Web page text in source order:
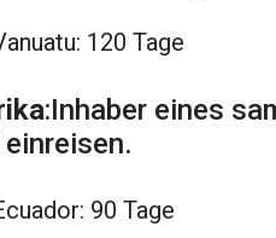
120 Tage
:Inhaber eines
90 Tage